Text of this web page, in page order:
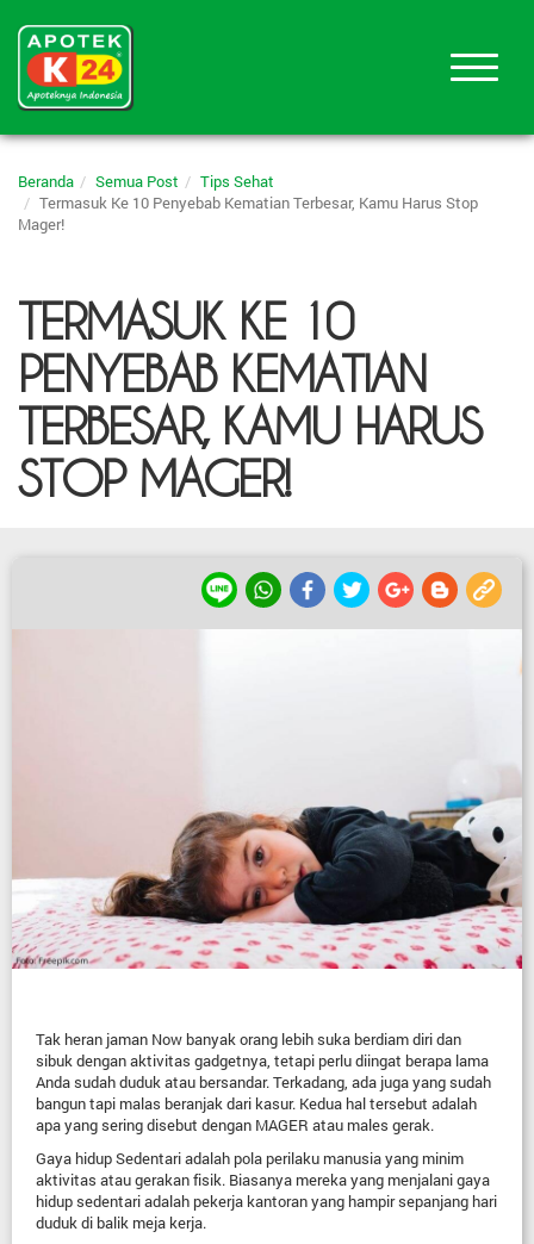
Beranda Semua Post
Tips Sehat
Termasuk Ke 10 Penyebab Kematian Terbesar, Kamu Harus Stop
Mager!
TERMASUK KE 10
PENYEBAB KEMATIAN
TERBESAR, KAMU HARUS
STOP MAGER!
Tak heran jaman Now banyak orang lebih suka berdiam diri dan
sibuk dengan aktivitas gadgetnya, tetapi perlu diingat berapa lama
Anda sudah duduk atau bersandar. Terkadang, ada juga yang sudah
bangun tapi malas beranjak dari kasur. Kedua hal tersebut adalah
apa yang sering disebut dengan MAGER atau males gerak.
Gaya hidup Sedentari adalah pola perilaku manusia yang minim
aktivitas atau gerakan fisik. Biasanya mereka yang menjalani gaya
hidup sedentari adalah pekerja kantoran yang hampir sepanjang hari
duduk di balik meja kerja.